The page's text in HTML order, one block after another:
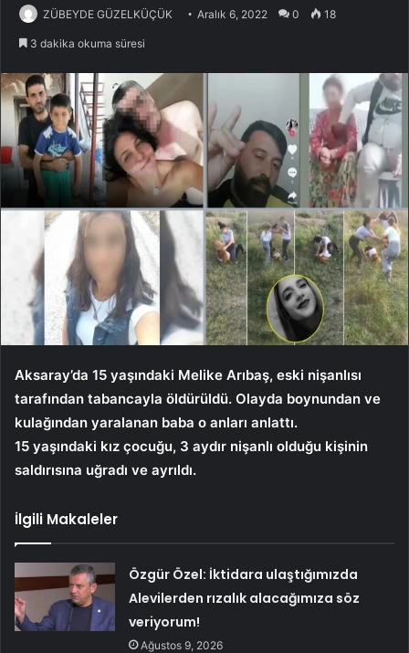
ZÜBEYDE GÜZELKÜÇÜK Aralık 6, 2022 0 18
3 dakika okuma süresi
Aksaray’da 15 yaşındaki Melike Arıbaş, eski nişanlısı
tarafından tabancayla öldürüldü. Olayda boynundan ve
kulağından yaralanan baba o anları anlattı.
15 yaşındaki kız çocuğu, 3 aydır nişanlı olduğu kişinin
saldırısına uğradı ve ayrıldı.
İlgili Makaleler
Özgür Özel: İktidara ulaştığımızda
Alevilerden rızalık alacağımıza söz
veriyorum!
Ağustos 9, 2026